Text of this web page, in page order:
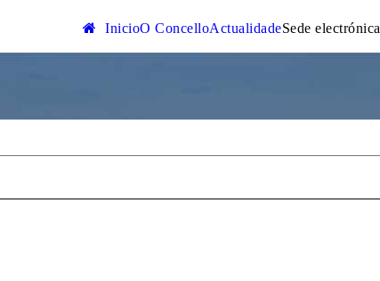
InicioO ConcelloActualidadeSede electrónica